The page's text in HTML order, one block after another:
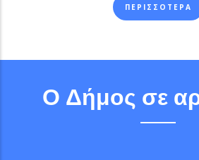
ΠΕΡΙΣΣΟΤΕΡΑ
Ο Δήμος σε